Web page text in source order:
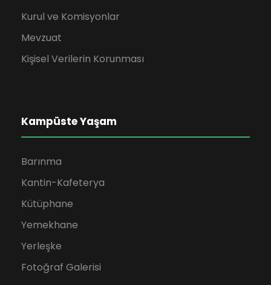
Kurul ve Komisyonlar
Mevzuat
Kişisel Verilerin Korunması
Kampüste Yaşam
Barınma
Kantin-Kafeterya
Kütüphane
Yemekhane
Yerleşke
Fotoğraf Galerisi